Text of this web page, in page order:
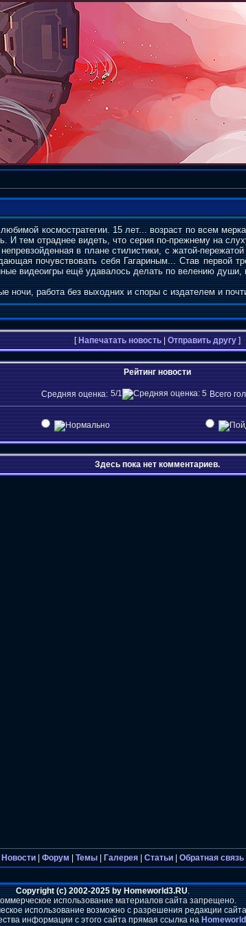
космостратегии. 15 лет... возраст по всем
И тем отраднее видеть, что серия по-прежнему на
в плане стилистики, с жатой-
почувствовать себя Гагариным... Став первой
видеоигры ещё удавалось делать по велению души,
ночи, работа без выходних и споры с издателем и
[Напечатать новость|Отправить другу]
Рейтинг новости
Средняя оценка: 5/1 Всего
Здесь пока нет комментариев.
Новости| Форум Темы| Галерея Статьи Обратная связь
Copyright (c) 2002-2025 by Homeworld3.RU.
использование материалов сайта запрещено.
использование возможно с разрешения редакции
информации с этого сайта прямая ссылка на